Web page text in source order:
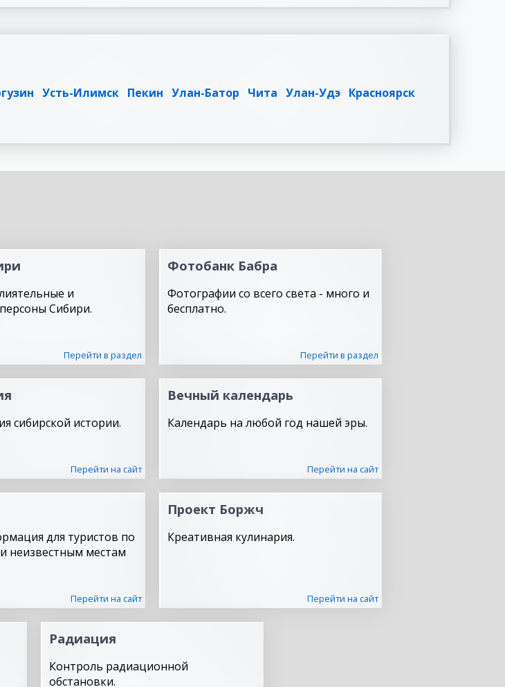
Усть-Илимск Пекин Улан-Батор Чита Улан-Удэ Красноярск
и
Сибири.
Перейти в раздел
Фотобанк Бабра
Фотографии со всего света - много и
бесплатно.
Перейти в раздел
сибирской истории.
Перейти на сайт
Вечный календарь
Календарь на любой год нашей эры.
Перейти на сайт
для туристов по
неизвестным местам
Перейти на сайт
Проект Боржч
Креативная кулинария.
Перейти на сайт
Радиация
Контроль радиационной
обстановки.